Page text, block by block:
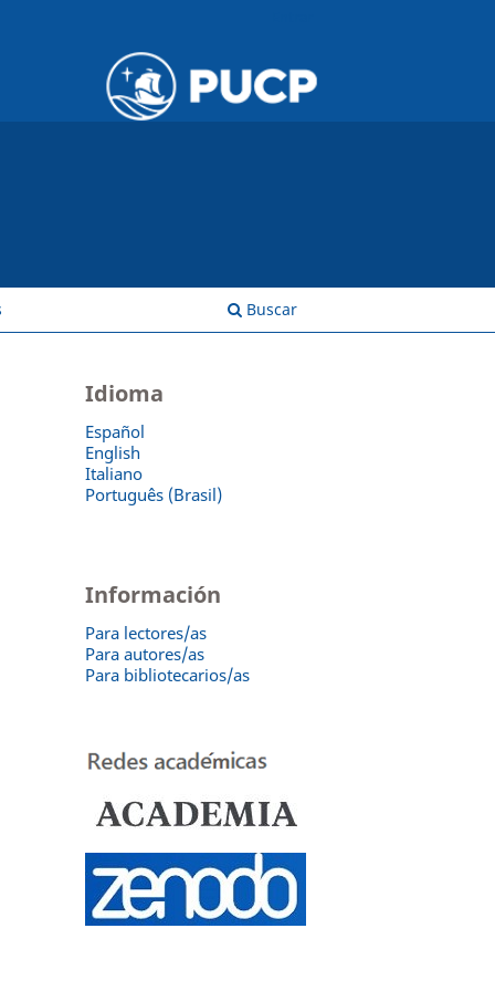
Buscar
Idioma
Español
English
Italiano
Português (Brasil)
Información
Para lectores/as
Para autores/as
Para bibliotecarios/as